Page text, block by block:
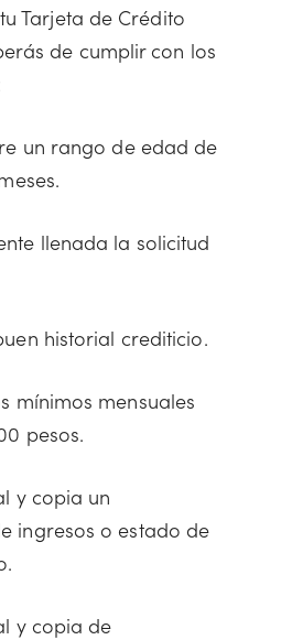
Tarjeta de Crédito
de cumplir con los
un rango de edad de
llenada la solicitud
historial crediticio.
mínimos mensuales
pesos.
y copia un
ingresos o estado de
y copia de